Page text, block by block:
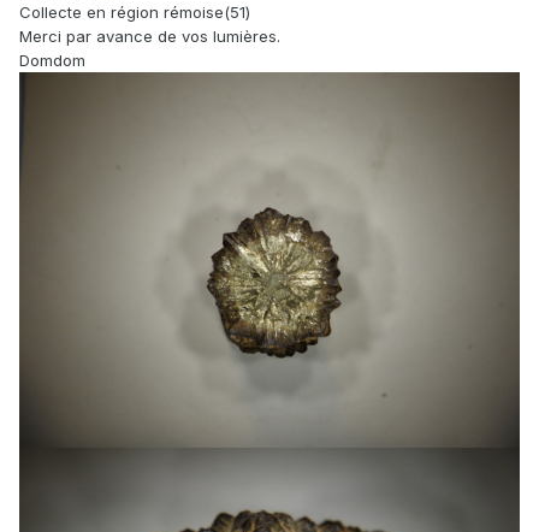
Collecte en région rémoise(51)
Merci par avance de vos lumières.
Domdom